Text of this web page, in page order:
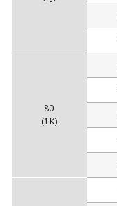
80
(1K)